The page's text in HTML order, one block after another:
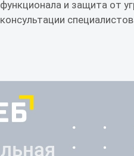
функционала и защита от
консультации